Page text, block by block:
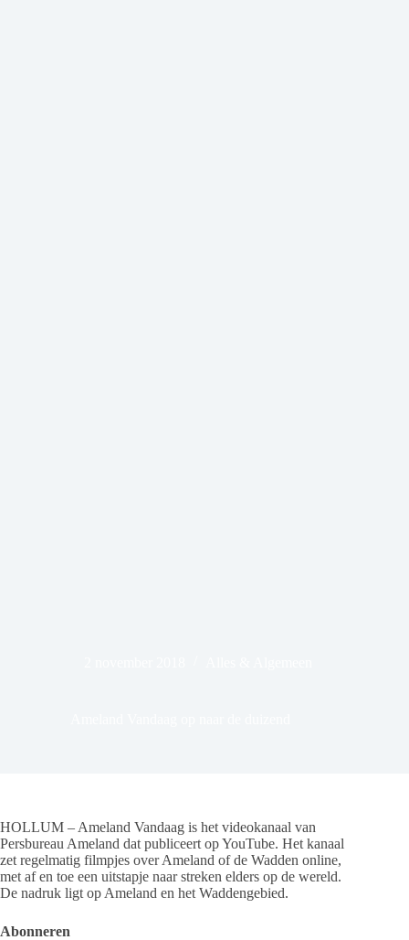
HOLLUM – Ameland Vandaag is het videokanaal van
Persbureau Ameland dat publiceert op YouTube. Het kanaal
zet regelmatig filmpjes over Ameland of de Wadden online,
met af en toe een uitstapje naar streken elders op de wereld.
De nadruk ligt op Ameland en het Waddengebied.
Abonneren